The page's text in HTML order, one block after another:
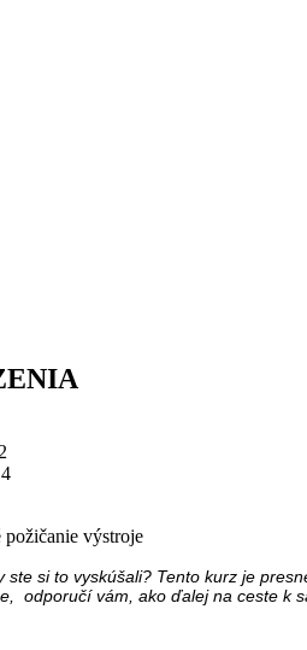
2
4
výstroje
ste si to vyskúšali? Tento kurz je
odporučí vám, ako ďalej na ceste k